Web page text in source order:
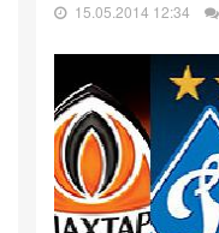
15.05.2014 12:34